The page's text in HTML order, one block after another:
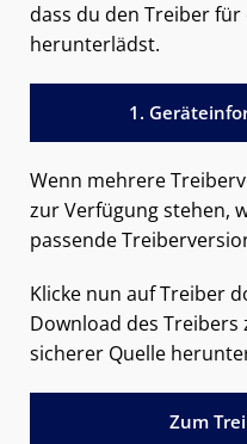
dass du den Treiber
herunterlädst.
1.
Wenn mehrere
zur Verfügung stehen,
passende
Klicke nun auf Treiber
Download des Treibers
sicherer Quelle
Zum